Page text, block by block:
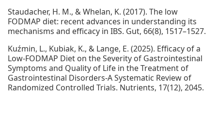
Staudacher, H. M., & Whelan, K. (2017). The low
FODMAP diet: recent advances in understanding its
mechanisms and efficacy in IBS. Gut, 66(8), 1517–1527.
Kuźmin, L., Kubiak, K., & Lange, E. (2025). Efficacy of a
Low-FODMAP Diet on the Severity of Gastrointestinal
Symptoms and Quality of Life in the Treatment of
Gastrointestinal Disorders-A Systematic Review of
Randomized Controlled Trials. Nutrients, 17(12), 2045.